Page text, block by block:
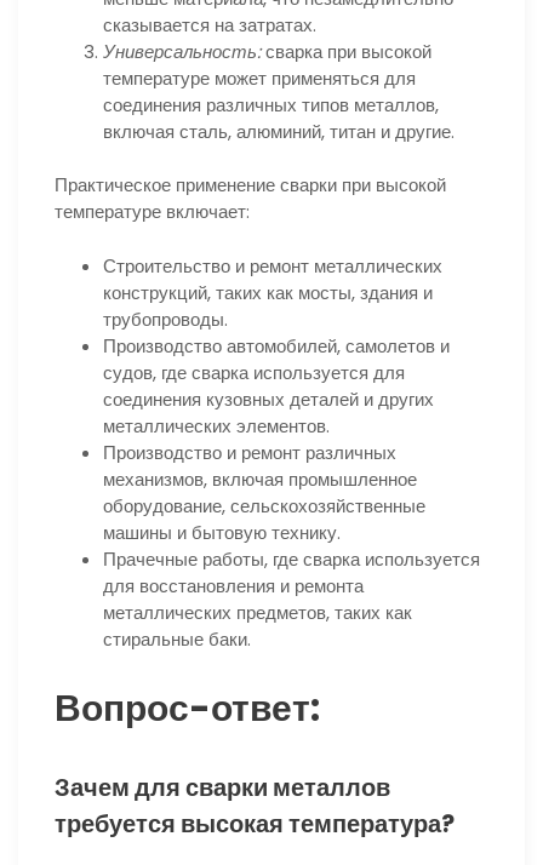
сказывается на затратах.
Универсальность:сварка при высокой
температуре может применяться для
соединения различных типов металлов,
включая сталь, алюминий, титан и другие.
Практическое применение сварки при высокой
температуре включает:
Строительство и ремонт металлических
конструкций, таких как мосты, здания и
трубопроводы.
Производство автомобилей, самолетов и
судов, где сварка используется для
соединения кузовных деталей и других
металлических элементов.
Производство и ремонт различных
механизмов, включая промышленное
оборудование, сельскохозяйственные
машины и бытовую технику.
Прачечные работы, где сварка используется
для восстановления и ремонта
металлических предметов, таких как
стиральные баки.
Вопрос-ответ:
Зачем для сварки металлов
требуется высокая температура?